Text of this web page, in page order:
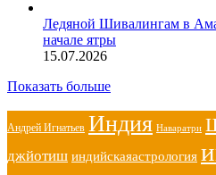
Ледяной Шивалингам в
начале ятры
15.07.2026
Показать больше
Андрей Игнатьев Индия Наваратри
джйотиш индийскаяастрология